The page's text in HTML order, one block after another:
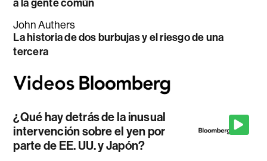
a la gente común
John Authers
La historia de dos burbujas y el riesgo de una
tercera
¿Qué hay detrás de la inusual
intervención sobre el yen por
parte de EE. UU. y Japón?